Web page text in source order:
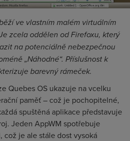
ve vlastním malém virtuálním
zcela oddělen od Firefoxu, který
na potenciálně nebezpečnou
„Náhodné“. Příslušnost k
barevný rámeček.
Quebes OS ukazuje na vcelku
paměť – což je pochopitelné,
spuštěná aplikace představuje
Jeden AppWM spotřebuje
což je ale stále dost vysoká